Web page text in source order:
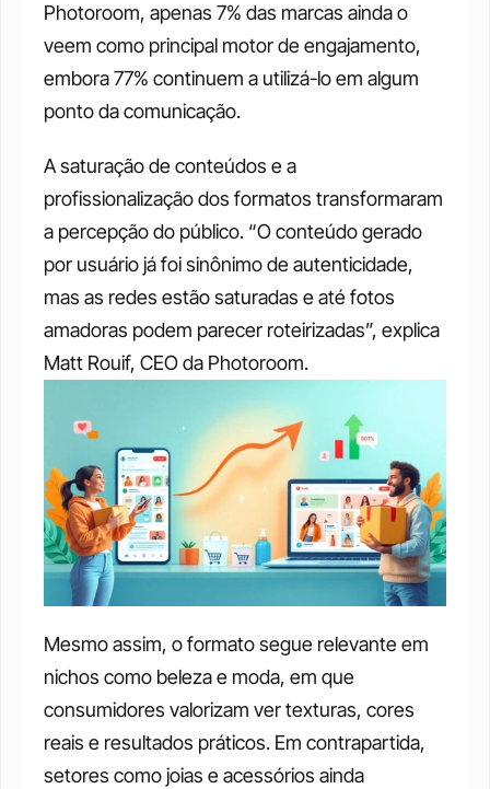
Photoroom, apenas 7% das marcas ainda o
veem como principal motor de engajamento,
embora 77% continuem a utilizá-lo em algum
ponto da comunicação.
A saturação de conteúdos e a
profissionalização dos formatos transformaram
a percepção do público. “O conteúdo gerado
por usuário já foi sinônimo de autenticidade,
mas as redes estão saturadas e até fotos
amadoras podem parecer roteirizadas”, explica
Matt Rouif, CEO da Photoroom.
Mesmo assim, o formato segue relevante em
nichos como beleza e moda, em que
consumidores valorizam ver texturas, cores
reais e resultados práticos. Em contrapartida,
setores como joias e acessórios ainda